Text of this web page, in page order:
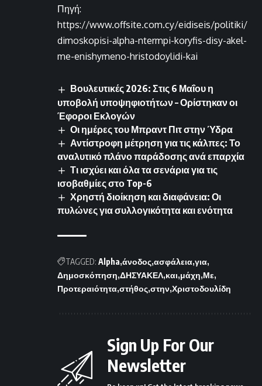
Πηγή:
https://www.offsite.com.cy/eidiseis/politiki/
dimoskopisi-alpha-ntermpi-koryfis-disy-akel-
me-enishymeno-hristodoylidi-kai
Βουλευτικές 2026: Στις 6 Μαΐου η
υποβολή υποψηφιοτήτων – Ορίστηκαν οι
Έφοροι Εκλογών
Οι ημέρες του Μπραντ Πιτ στην Ύδρα
Αντίστροφη μέτρηση για τις κάλπες: Το
αναλυτικό πλάνο παράδοσης ανά επαρχία
Τι ισχύει και όλα τα σενάρια για τις
ισοβαθμίες στο Top-6
Χρηστή διοίκηση και διαφάνεια: Οι
πυλώνες για συλλογικότητα και ενότητα
TAGGED: Alpha άνοδος ασφάλεια για
Δημοσκόπηση ΔΗΣΥΑΚΕΛ και μάχη Με
Προτεραιότητα στήθος στην Χριστοδουλίδη
Sign Up For Our
Newsletter